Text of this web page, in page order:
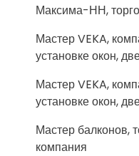
Максима-НН,
Мастер VEKA,
установке окон,
Мастер VEKA,
установке окон,
Мастер балконов,
компания